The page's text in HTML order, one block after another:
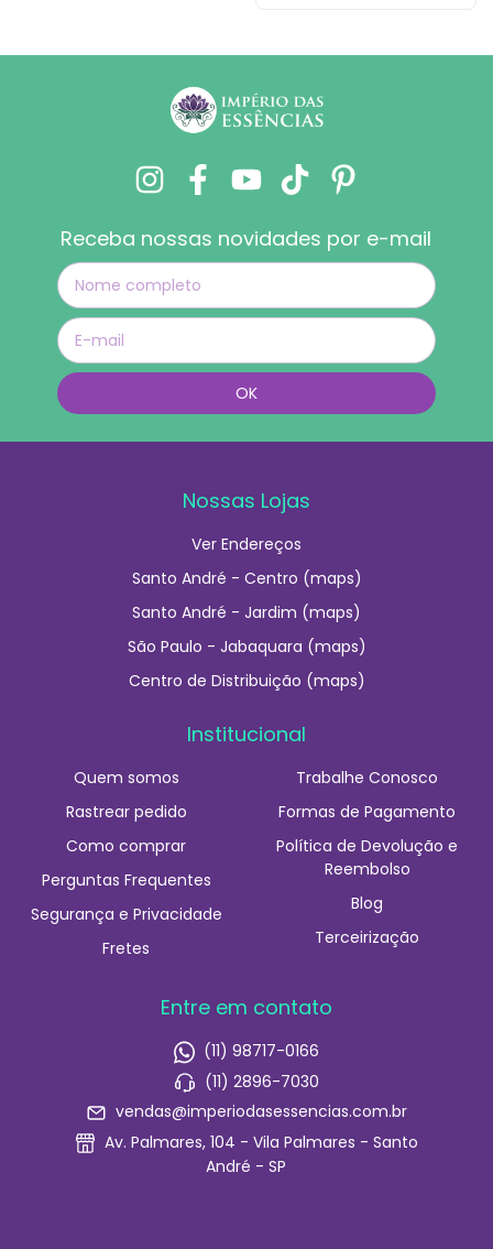
Receba nossas novidades por e-mail
Nossas Lojas
Ver Endereços
Santo André - Centro (maps)
Santo André - Jardim (maps)
São Paulo - Jabaquara (maps)
Centro de Distribuição (maps)
Institucional
Quem somos
Rastrear pedido
Como comprar
Perguntas Frequentes
Segurança e Privacidade
Fretes
Trabalhe Conosco
Formas de Pagamento
Política de Devolução e
Reembolso
Blog
Terceirização
Entre em contato
(11) 98717-0166
(11) 2896-7030
vendas@imperiodasessencias.com.br
Av. Palmares, 104 - Vila Palmares - Santo
André - SP